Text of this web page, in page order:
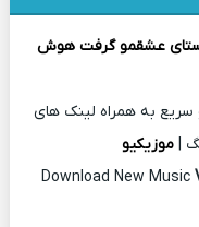
عشقمو گرفت هوش
سریع به همراه لینک های
| موزیکیو
Download New Music